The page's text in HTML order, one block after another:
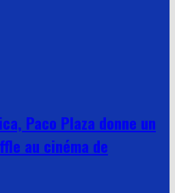
Paco Plaza donne un
au cinéma de